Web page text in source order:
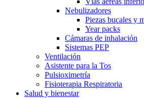
Nebulizadores
Piezas bucales y
Year packs
Cámaras de inhalación
Sistemas PEP
Ventilación
Asistente para la Tos
Pulsioximetría
Fisioterapia Respiratoria
Salud y bienestar